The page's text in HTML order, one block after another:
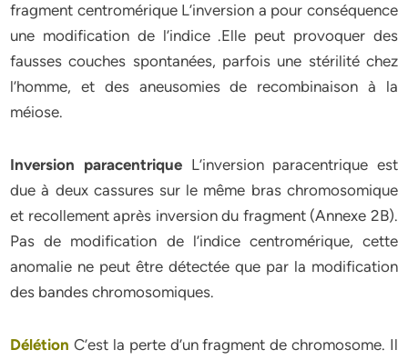
fragment centromérique L’inversion a pour conséquence
une modification de l’indice .Elle peut provoquer des
fausses couches spontanées, parfois une stérilité chez
l’homme, et des aneusomies de recombinaison à la
méiose.
Inversion paracentriqueL’inversion paracentrique est
due à deux cassures sur le même bras chromosomique
et recollement après inversion du fragment (Annexe 2B).
Pas de modification de l’indice centromérique, cette
anomalie ne peut être détectée que par la modification
des bandes chromosomiques.
Délétion C’est la perte d’un fragment de chromosome. Il